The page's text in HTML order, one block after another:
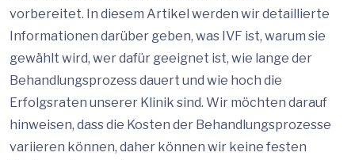
vorbereitet. In diesem Artikel werden wir detaillierte
Informationen darüber geben, was IVF ist, warum sie
gewählt wird, wer dafür geeignet ist, wie lange der
Behandlungsprozess dauert und wie hoch die
Erfolgsraten unserer Klinik sind. Wir möchten darauf
hinweisen, dass die Kosten der Behandlungsprozesse
variieren können, daher können wir keine festen